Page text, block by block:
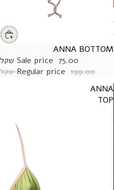
SALE
ANNA BOTTOM
Sale price 75.00 שקל
Regular price 199.00 שקל
ANNA
TOP